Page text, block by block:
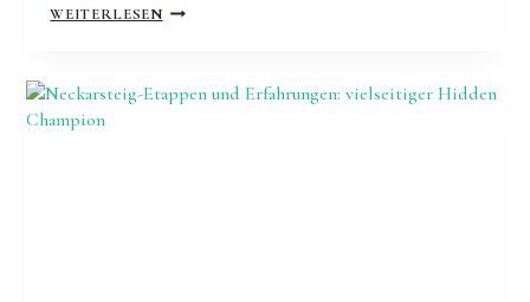
WEITERLESENNECKARSTEIG
MEINE